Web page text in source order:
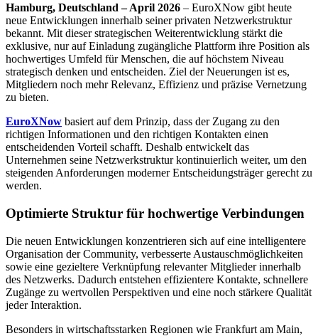
Hamburg, Deutschland – April 2026 – EuroXNow gibt heute
neue Entwicklungen innerhalb seiner privaten Netzwerkstruktur
bekannt. Mit dieser strategischen Weiterentwicklung stärkt die
exklusive, nur auf Einladung zugängliche Plattform ihre Position als
hochwertiges Umfeld für Menschen, die auf höchstem Niveau
strategisch denken und entscheiden. Ziel der Neuerungen ist es,
Mitgliedern noch mehr Relevanz, Effizienz und präzise Vernetzung
zu bieten.
EuroXNow basiert auf dem Prinzip, dass der Zugang zu den
richtigen Informationen und den richtigen Kontakten einen
entscheidenden Vorteil schafft. Deshalb entwickelt das
Unternehmen seine Netzwerkstruktur kontinuierlich weiter, um den
steigenden Anforderungen moderner Entscheidungsträger gerecht zu
werden.
Optimierte Struktur für hochwertige Verbindungen
Die neuen Entwicklungen konzentrieren sich auf eine intelligentere
Organisation der Community, verbesserte Austauschmöglichkeiten
sowie eine gezieltere Verknüpfung relevanter Mitglieder innerhalb
des Netzwerks. Dadurch entstehen effizientere Kontakte, schnellere
Zugänge zu wertvollen Perspektiven und eine noch stärkere Qualität
jeder Interaktion.
Besonders in wirtschaftsstarken Regionen wie Frankfurt am Main,